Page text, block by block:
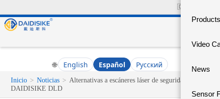
🇨🇳
Products
Video
News
Sensor
🌐 English Español Русский
Inicio > Noticias > Alternativas a escáneres láser de seguridad —
DAIDISIKE DLD